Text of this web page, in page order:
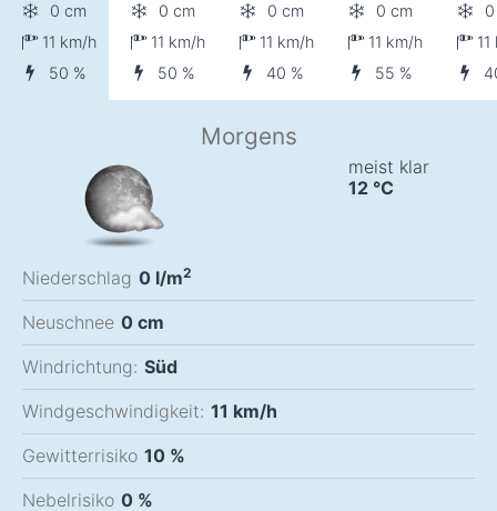
0 cm
11 km/h
50 %
0 cm
11 km/h
50 %
0 cm
11 km/h
40 %
0 cm
11 km/h
55 %
11
Morgens
meist klar
12 °C
Niederschlag 0 l/m2
Neuschnee 0 cm
Windrichtung: Süd
Windgeschwindigkeit: 11 km/h
Gewitterrisiko 10 %
Nebelrisiko 0 %